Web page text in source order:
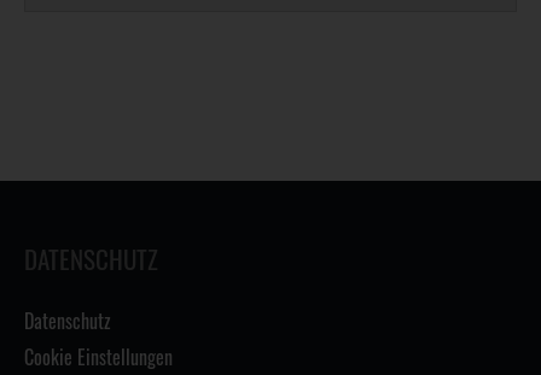
DATENSCHUTZ
Datenschutz
Cookie Einstellungen